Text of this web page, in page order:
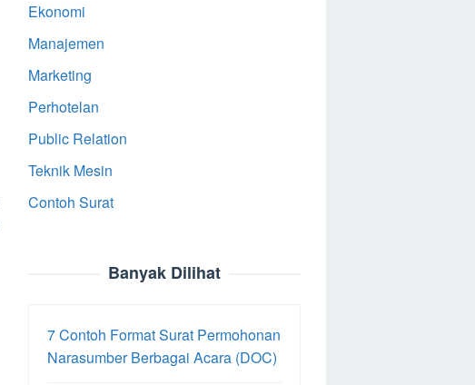
Ekonomi
Manajemen
Marketing
Perhotelan
Public Relation
Teknik Mesin
Contoh Surat
Banyak Dilihat
7 Contoh Format Surat Permohonan
Narasumber Berbagai Acara (DOC)